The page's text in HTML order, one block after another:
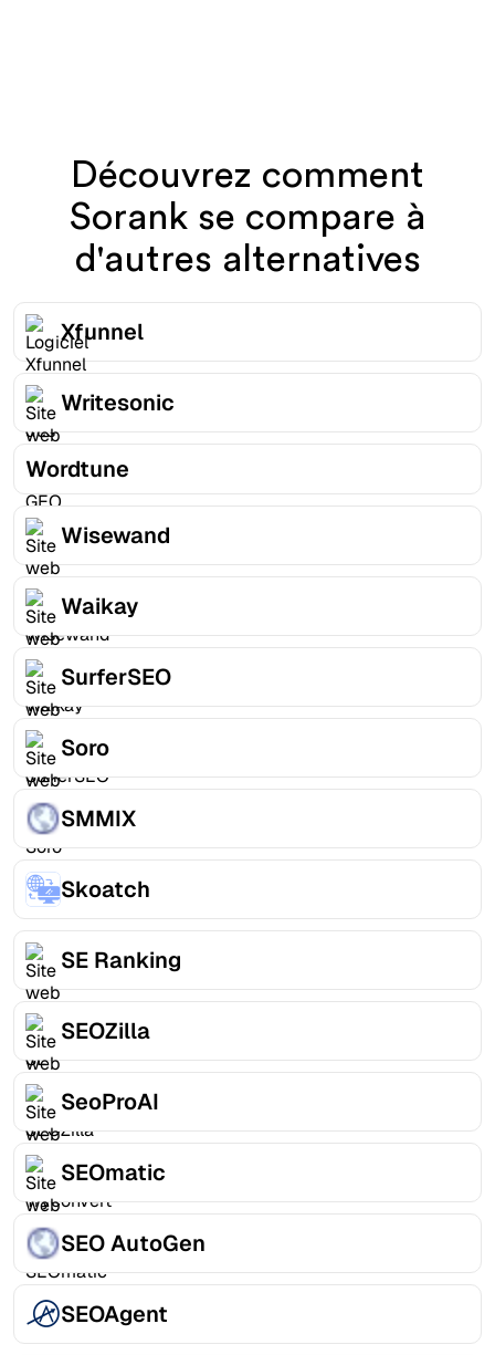
Découvrez comment
Sorank se compare à
d'autres alternatives
Xfunnel
Writesonic
Wordtune
Wisewand
Waikay
SurferSEO
Soro
SMMIX
Skoatch
SE Ranking
SEOZilla
SeoProAI
SEOmatic
SEO AutoGen
SEOAgent